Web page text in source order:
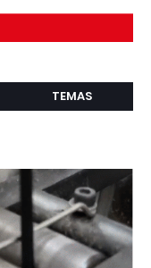
TEMAS